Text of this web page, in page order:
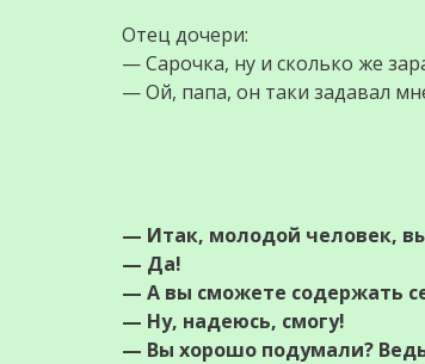
Отец дочери:
— Сарочка, ну и сколько же
— Ой, папа, он таки задавал
— Итак, молодой человек,
— Да!
— А вы сможете содержать
— Ну, надеюсь, смогу!
— Вы хорошо подумали?